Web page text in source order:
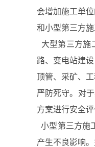
会增加施工单
和小型第三方
大型第三方施
路、变电站建
顶管、采矿、
严防死守。对
方案进行安全评
小型第三方施
产生不良影响